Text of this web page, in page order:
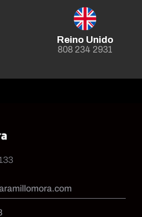
Reino Unido
808 234 2931